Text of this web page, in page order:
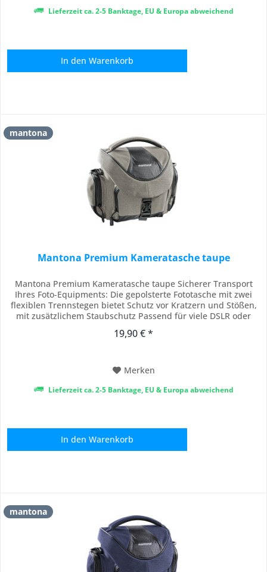
Lieferzeit ca. 2-5 Banktage, EU & Europa abweichend
In den Warenkorb
mantona
Mantona Premium Kameratasche taupe
Mantona Premium Kameratasche taupe Sicherer Transport
Ihres Foto-Equipments: Die gepolsterte Fototasche mit zwei
flexiblen Trennstegen bietet Schutz vor Kratzern und Stößen,
mit zusätzlichem Staubschutz Passend für viele DSLR oder
Kameratasche mit drei Außentaschen seitlich & vorne mit
19,90 € *
Merken
Lieferzeit ca. 2-5 Banktage, EU & Europa abweichend
In den Warenkorb
mantona